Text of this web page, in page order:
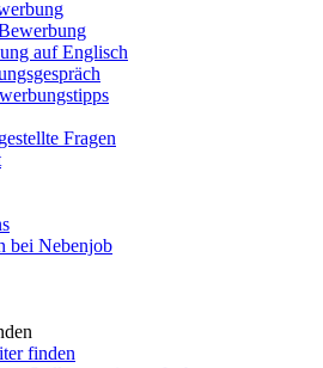
auf Englisch
Fragen
bei Nebenjob
finden